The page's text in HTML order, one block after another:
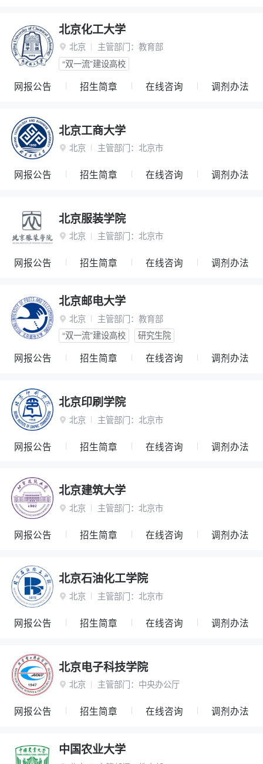
北京化工大学
 北京 主管部门： 教育部
“双一流”建设高校
网报公告 招生简章 在线咨询 调剂办法
北京工商大学
 北京 主管部门： 北京市
网报公告 招生简章 在线咨询 调剂办法
北京服装学院
 北京 主管部门： 北京市
网报公告 招生简章 在线咨询 调剂办法
北京邮电大学
 北京 主管部门： 教育部
“双一流”建设高校
研究生院
网报公告 招生简章 在线咨询 调剂办法
北京印刷学院
 北京 主管部门： 北京市
网报公告 招生简章 在线咨询 调剂办法
北京建筑大学
 北京 主管部门： 北京市
网报公告 招生简章 在线咨询 调剂办法
北京石油化工学院
 北京 主管部门： 北京市
网报公告 招生简章 在线咨询 调剂办法
北京电子科技学院
 北京 主管部门： 中央办公厅
网报公告 招生简章 在线咨询 调剂办法
中国农业大学